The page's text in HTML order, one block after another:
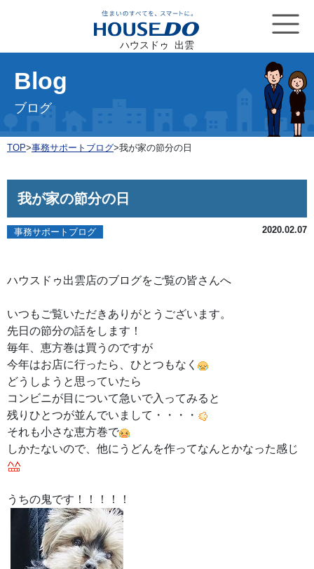
ハウスドゥ 出雲
Blog
ブログ
TOP>事務サポートブログ>我が家の節分の日
我が家の節分の日
事務サポートブログ 2020.02.07
ハウスドゥ出雲店のブログをご覧の皆さんへ
いつもご覧いただきありがとうございます。
先日の節分の話をします！
毎年、恵方巻は買うのですが
今年はお店に行ったら、ひとつもなく
どうしようと思っていたら
コンビニが目について急いで入ってみると
残りひとつが並んでいまして・・・・
それも小さな恵方巻で
しかたないので、他にうどんを作ってなんとかなった感じ
うちの鬼です！！！！！